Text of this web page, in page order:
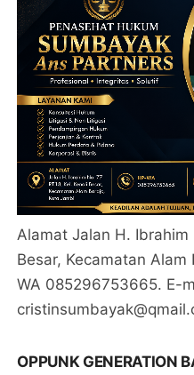
Alamat Jalan H. Ibrahim
Besar, Kecamatan
WA 085296753665. E-
OPPUNK GENERATION